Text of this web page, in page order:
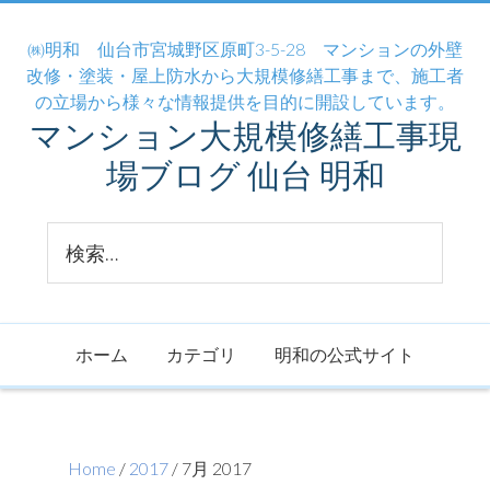
㈱明和 仙台市宮城野区原町3-5-28 マンションの外壁
改修・塗装・屋上防水から大規模修繕工事まで、施工者
の立場から様々な情報提供を目的に開設しています。
マンション大規模修繕工事現
場ブログ 仙台 明和
ホーム カテゴリ 明和の公式サイト
Home / 2017 / 7月 2017